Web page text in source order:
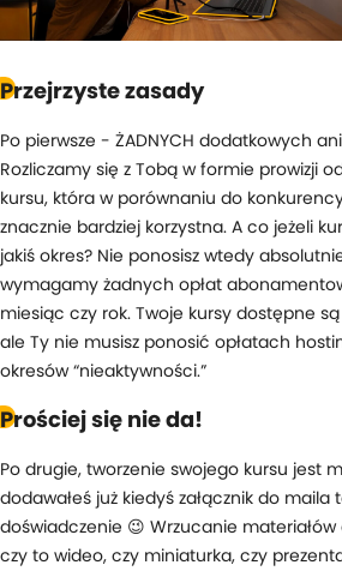
Przejrzyste zasady
Po pierwsze - ŻADNYCH dodatkowych
Rozliczamy się z Tobą w formie prowizji
kursu, która w porównaniu do
znacznie bardziej korzystna. A co jeżeli
jakiś okres? Nie ponosisz wtedy
wymagamy żadnych opłat
miesiąc czy rok. Twoje kursy dostępne
ale Ty nie musisz ponosić opłatach
okresów “nieaktywności.”
Prościej się nie da!
Po drugie, tworzenie swojego kursu jest
dodawałeś już kiedyś załącznik do maila
doświadczenie 😉 Wrzucanie
czy to wideo, czy miniaturka, czy